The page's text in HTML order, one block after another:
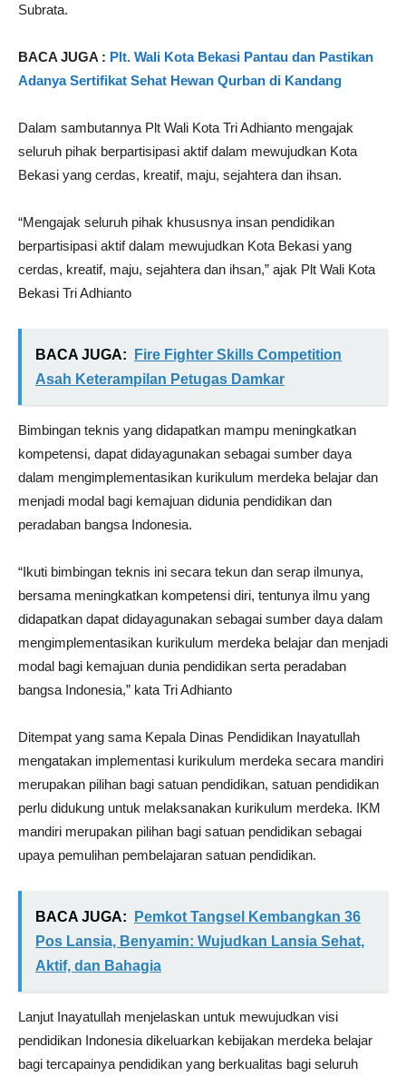
Subrata.
BACA JUGA : Plt. Wali Kota Bekasi Pantau dan Pastikan
Adanya Sertifikat Sehat Hewan Qurban di Kandang
Dalam sambutannya Plt Wali Kota Tri Adhianto mengajak
seluruh pihak berpartisipasi aktif dalam mewujudkan Kota
Bekasi yang cerdas, kreatif, maju, sejahtera dan ihsan.
“Mengajak seluruh pihak khususnya insan pendidikan
berpartisipasi aktif dalam mewujudkan Kota Bekasi yang
cerdas, kreatif, maju, sejahtera dan ihsan,” ajak Plt Wali Kota
Bekasi Tri Adhianto
BACA JUGA:
Fire Fighter Skills Competition
Asah Keterampilan Petugas Damkar
Bimbingan teknis yang didapatkan mampu meningkatkan
kompetensi, dapat didayagunakan sebagai sumber daya
dalam mengimplementasikan kurikulum merdeka belajar dan
menjadi modal bagi kemajuan didunia pendidikan dan
peradaban bangsa Indonesia.
“Ikuti bimbingan teknis ini secara tekun dan serap ilmunya,
bersama meningkatkan kompetensi diri, tentunya ilmu yang
didapatkan dapat didayagunakan sebagai sumber daya dalam
mengimplementasikan kurikulum merdeka belajar dan menjadi
modal bagi kemajuan dunia pendidikan serta peradaban
bangsa Indonesia,” kata Tri Adhianto
Ditempat yang sama Kepala Dinas Pendidikan Inayatullah
mengatakan implementasi kurikulum merdeka secara mandiri
merupakan pilihan bagi satuan pendidikan, satuan pendidikan
perlu didukung untuk melaksanakan kurikulum merdeka. IKM
mandiri merupakan pilihan bagi satuan pendidikan sebagai
upaya pemulihan pembelajaran satuan pendidikan.
BACA JUGA:
Pemkot Tangsel Kembangkan 36
Pos Lansia, Benyamin: Wujudkan Lansia Sehat,
Aktif, dan Bahagia
Lanjut Inayatullah menjelaskan untuk mewujudkan visi
pendidikan Indonesia dikeluarkan kebijakan merdeka belajar
bagi tercapainya pendidikan yang berkualitas bagi seluruh